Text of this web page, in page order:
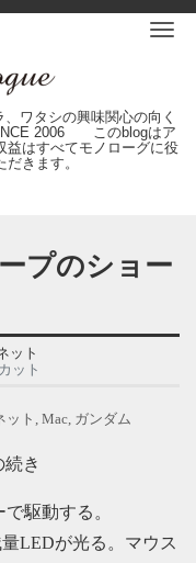
ワタシの興味関心の向く
2006 このblogはア
益はすべてモノローグに役
きます。
プのショー
ット
ット
ット , Mac, ガンダム
続き
駆動する。
LEDが光る。マウス